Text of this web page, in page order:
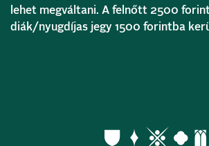
lehet megváltani. A felnőtt 2500
diák/nyugdíjas jegy 1500 forintba